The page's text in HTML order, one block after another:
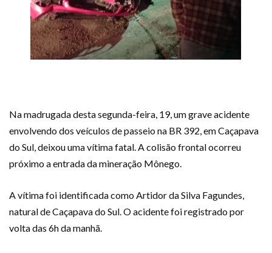
Na madrugada desta segunda-feira, 19, um grave acidente
envolvendo dos veículos de passeio na BR 392, em Caçapava
do Sul, deixou uma vítima fatal. A colisão frontal ocorreu
próximo a entrada da mineração Mônego.
A vítima foi identificada como Artidor da Silva Fagundes,
natural de Caçapava do Sul. O acidente foi registrado por
volta das 6h da manhã.